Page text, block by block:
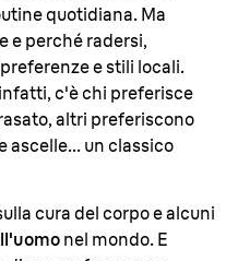
quotidiana. Ma
e perché radersi,
e stili locali.
c'è chi preferisce
altri preferiscono
ascelle... un classico
cura del corpo e alcuni
nel mondo. E